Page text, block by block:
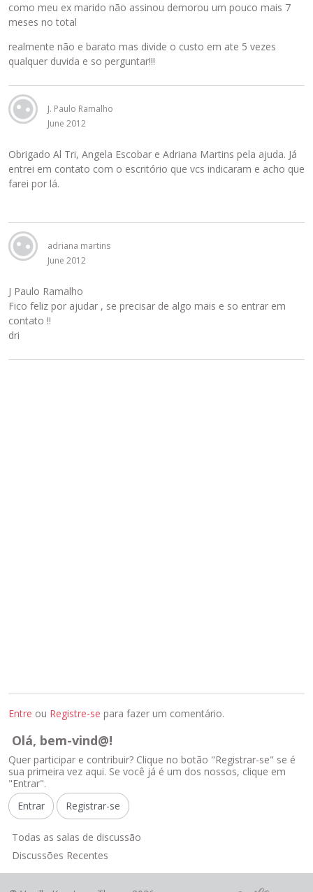
como meu ex marido não assinou demorou um pouco mais 7
meses no total
realmente não e barato mas divide o custo em ate 5 vezes
qualquer duvida e so perguntar!!!
J. Paulo Ramalho
June 2012
Obrigado Al Tri, Angela Escobar e Adriana Martins pela ajuda. Já
entrei em contato com o escritório que vcs indicaram e acho que
farei por lá.
adriana martins
June 2012
J Paulo Ramalho
Fico feliz por ajudar , se precisar de algo mais e so entrar em
contato !!
dri
Entre ou Registre-se para fazer um comentário.
Olá, bem-vind@!
Quer participar e contribuir? Clique no botão "Registrar-se" se é
sua primeira vez aqui. Se você já é um dos nossos, clique em
"Entrar".
Entrar
Registrar-se
LTodas as salas de discussão
Discussões Recentes